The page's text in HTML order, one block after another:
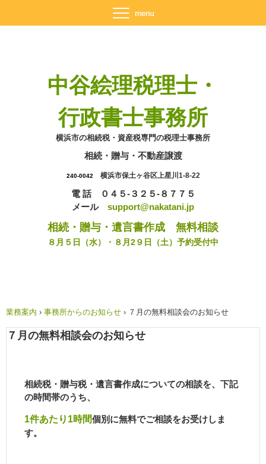
中谷絵理税理士・
行政書士事務所
横浜市の相続税・資産税専門の税理士事務所
相続・贈与・不動産譲渡
240-0042横浜市保土ヶ谷区上星川1-8-22
電 話 ０４５-３２５-８７７５
メール support@nakatani.jp
相続・贈与・遺言書作成 無料相談
８月５日（水）・８月2９日（土）予約受付中
業務案内 › 事務所からのお知らせ › ７月の無料相談会のお知らせ
７月の無料相談会のお知らせ
相続税・贈与税・遺言書作成についての相談を、下記
の時間帯のうち、
1件あたり1時間個別に無料でご相談をお受けしま
す。